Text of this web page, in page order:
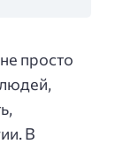
просто
В